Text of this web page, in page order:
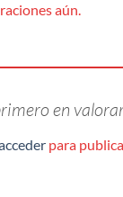
aún.
en
para